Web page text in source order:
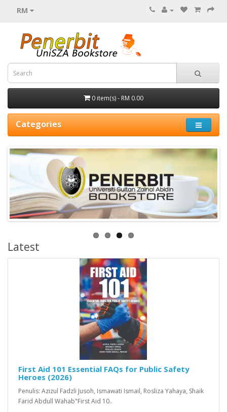
RM
0 item(s) - RM 0.00
Categories
Latest
First Aid 101 Essential FAQs for Public Safety
Heroes (2026)
Penulis: Azizul Fadzli Jusoh, Ismawati Ismail, Rosliza Yahaya, Shaik
Farid Abdull Wahab"First Aid 10..